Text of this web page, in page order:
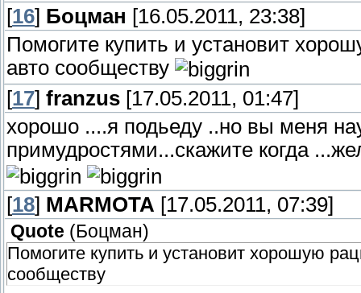
[16] Боцман [16.05.2011, 23:38]
Помогите купить и установит
авто сообществу
[17] franzus [17.05.2011, 01:47]
хорошо ....я подьеду ..но вы меня
примудростями...скажите когда
[18] MARMOTA [17.05.2011, 07:39]
Quote ( Боцман)
Помогите купить и установит хорошую
сообществу